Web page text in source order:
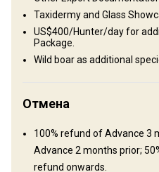
Навигационные
Nearest Airport is in Karachi,
Расстояние от аэропорта:
Трансфер из аэропорта:
Taxidermy and Glass
US$400/Hunter/day for
Package.
Wild boar as additional
Отмена
100% refund of Advance 3
Advance 2 months prior;
refund onwards.